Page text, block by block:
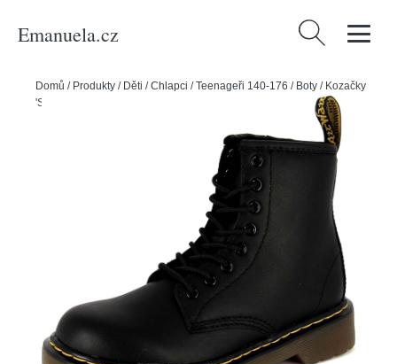
Emanuela.cz Vyhledávání
Domů / Produkty / Děti /Chlapci /Teenageři 140-176 / Boty / Kozačky
'Softy' Dr. Martens černá